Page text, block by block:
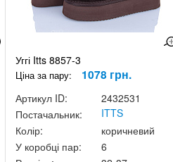
Уггі Itts 8857-3
Ціна за пару: 1078 грн.
Артикул ID:
2432531
Постачальник:
ITTS
Колір:
коричневий
У коробці пар:
6